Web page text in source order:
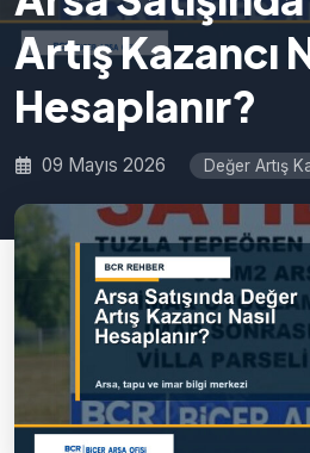
Artış Kazancı
Hesaplanır?
09 Mayıs 2026 Değer Artış